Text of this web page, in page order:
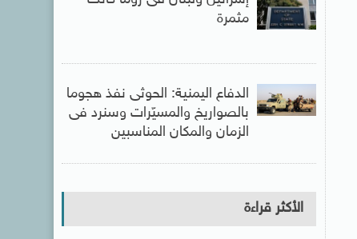
مثمرة
الدفاع اليمنية: الحوثى نفذ هجوما
بالصواريخ والمسيّرات وسنرد فى
الزمان والمكان المناسبين
الأكثر قراءة